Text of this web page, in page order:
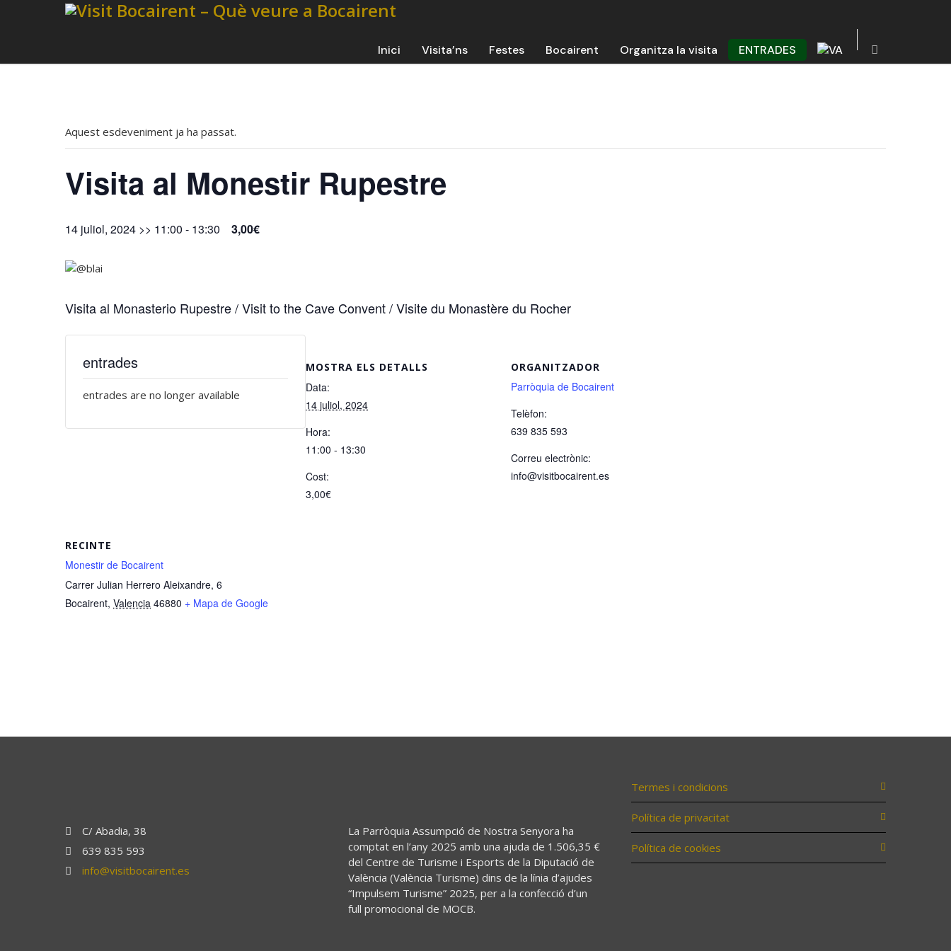
Inici Visita’ns Festes Bocairent Organitza la visita ENTRADES
Aquest esdeveniment ja ha passat.
Visita al Monestir Rupestre
14 juliol, 2024 >> 11:00 - 13:30 3,00€
Visita al Monasterio Rupestre / Visit to the Cave Convent / Visite du Monastère du Rocher
MOSTRA ELS DETALLS
Data:
14 juliol, 2024
Hora:
11:00 - 13:30
Cost:
3,00€
ORGANITZADOR
Parròquia de Bocairent
Telèfon:
639 835 593
Correu electrònic:
info@visitbocairent.es
RECINTE
Monestir de Bocairent
Carrer Julian Herrero Aleixandre, 6
Bocairent, Valencia 46880 + Mapa de Google
entrades
entrades are no longer available
C/ Abadia, 38
639 835 593
info@visitbocairent.es
La Parròquia Assumpció de Nostra Senyora ha
comptat en l’any 2025 amb una ajuda de 1.506,35 €
del Centre de Turisme i Esports de la Diputació de
València (València Turisme) dins de la línia d’ajudes
“Impulsem Turisme” 2025, per a la confecció d’un
full promocional de MOCB.
Termes i condicions
Política de privacitat
Política de cookies